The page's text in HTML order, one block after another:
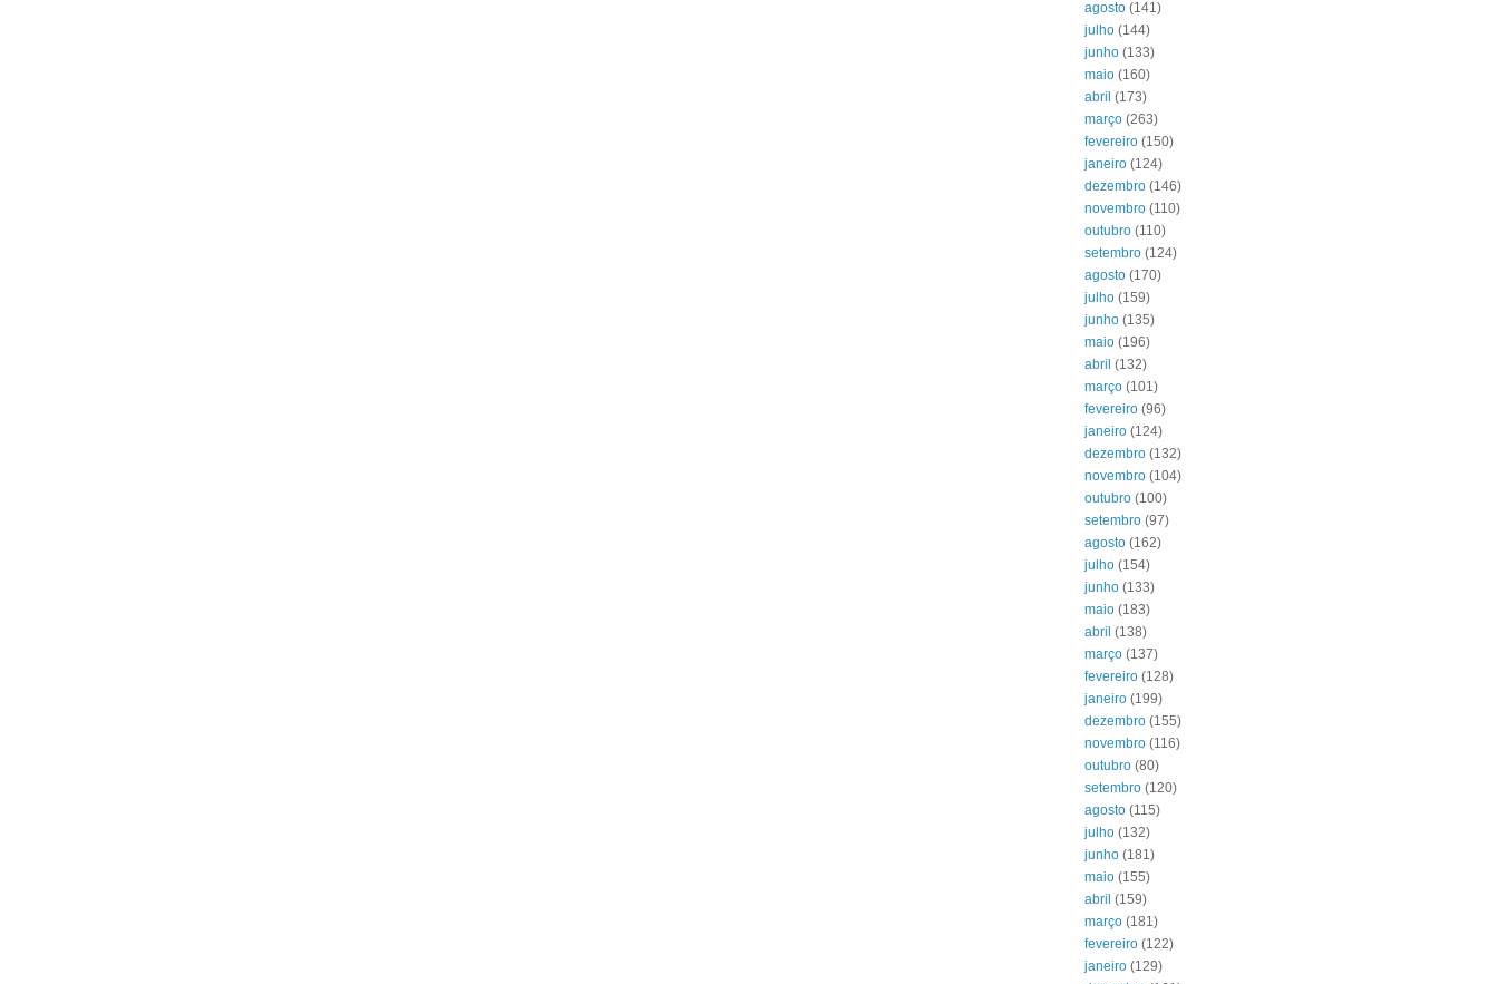
agosto (141)
julho (144)
junho (133)
maio (160)
abril (173)
março (263)
fevereiro (150)
janeiro (124)
dezembro (146)
novembro (110)
outubro (110)
setembro (124)
agosto (170)
julho (159)
junho (135)
maio (196)
abril (132)
março (101)
fevereiro (96)
janeiro (124)
dezembro (132)
novembro (104)
outubro (100)
setembro (97)
agosto (162)
julho (154)
junho (133)
maio (183)
abril (138)
março (137)
fevereiro (128)
janeiro (199)
dezembro (155)
novembro (116)
outubro (80)
setembro (120)
agosto (115)
julho (132)
junho (181)
maio (155)
abril (159)
março (181)
fevereiro (122)
janeiro (129)